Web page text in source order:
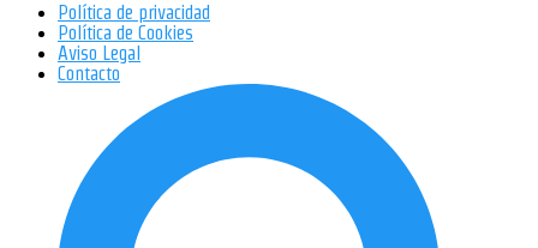
Política de privacidad
Política de Cookies
Aviso Legal
Contacto